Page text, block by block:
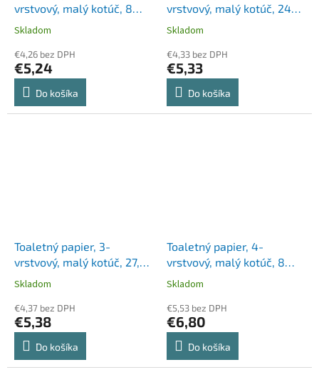
vrstvový, malý kotúč, 8
kotúčov, ZEWA "Deluxe",
Skladom
€4,26 bez DPH
€5,24
Do košíka
vrstvový, malý kotúč, 24
kotúčov, "Star Trio"
Skladom
€4,33 bez DPH
€5,33
Do košíka
Toaletný papier, 3-
vrstvový, malý kotúč, 27,5
m, LUCART "EcoNatural
Skladom
€4,37 bez DPH
€5,38
Do košíka
Toaletný papier, 4-
vrstvový, malý kotúč, 8
kotúčov, TENTO "Premium
Skladom
€5,53 bez DPH
€6,80
Do košíka